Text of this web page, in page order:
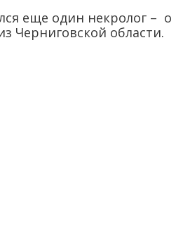
еще один некролог – о
Черниговской области.